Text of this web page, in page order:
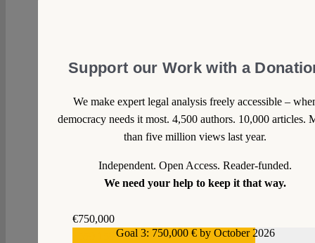
könnte sich Italien – ebenso wie die vielen
anderen Staaten, die sich derzeit vom ECT
dem ECT als Vorbild für andere Vertragsstaaten
dienen sollte, und welchen Spielraum der ECT
Continue reading >>
Support our Work with a
We make expert legal analysis freely accessible –
democracy needs it most. 4,500 authors. 10,000 articles.
than five million views last year.
Independent. Open Access. Reader-funded.
We need your help to keep it that way.
€750,000
Goal 3: 750,000 € by October 2026